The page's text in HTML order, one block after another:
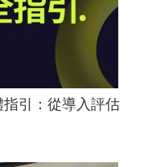
引：從導入評估